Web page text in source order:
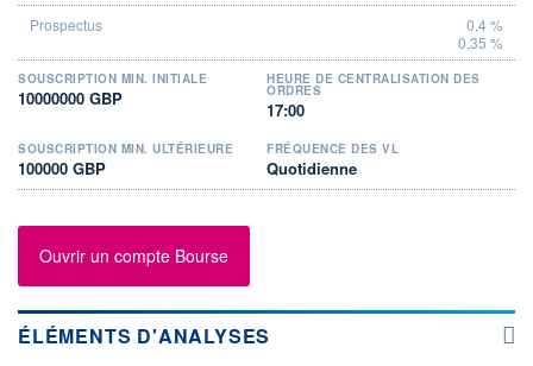
0,4 %
0,35 %
SOUSCRIPTION MIN. INITIALE
10000000 GBP
HEURE DE CENTRALISATION DES
ORDRES
17:00
SOUSCRIPTION MIN. ULTÉRIEURE
100000 GBP
FRÉQUENCE DES VL
Quotidienne
Ouvrir un compte Bourse
ÉLÉMENTS D'ANALYSES